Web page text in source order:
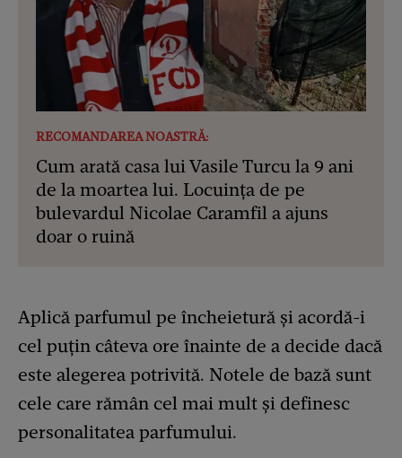
RECOMANDAREA NOASTRĂ:
Cum arată casa lui Vasile Turcu la 9 ani
de la moartea lui. Locuința de pe
bulevardul Nicolae Caramfil a ajuns
doar o ruină
Aplică parfumul pe încheietură și acordă-i
cel puțin câteva ore înainte de a decide dacă
este alegerea potrivită. Notele de bază sunt
cele care rămân cel mai mult și definesc
personalitatea parfumului.